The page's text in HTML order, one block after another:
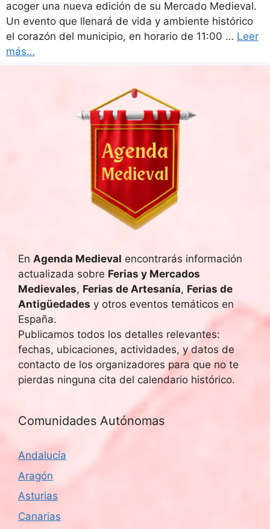
acoger una nueva edición de su Mercado Medieval.
Un evento que llenará de vida y ambiente histórico
el corazón del municipio, en horario de 11:00 … Leer
más…
En Agenda Medieval encontrarás información
actualizada sobre Ferias y Mercados
Medievales, Ferias de Artesanía, Ferias de
Antigüedades y otros eventos temáticos en
España.
Publicamos todos los detalles relevantes:
fechas, ubicaciones, actividades, y datos de
contacto de los organizadores para que no te
pierdas ninguna cita del calendario histórico.
Comunidades Autónomas
Andalucía
Aragón
Asturias
Canarias